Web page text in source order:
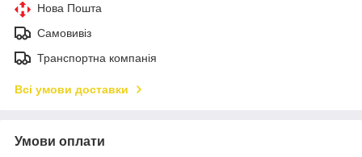
Нова Пошта
Самовивіз
Транспортна компанія
Всі умови доставки
Умови оплати